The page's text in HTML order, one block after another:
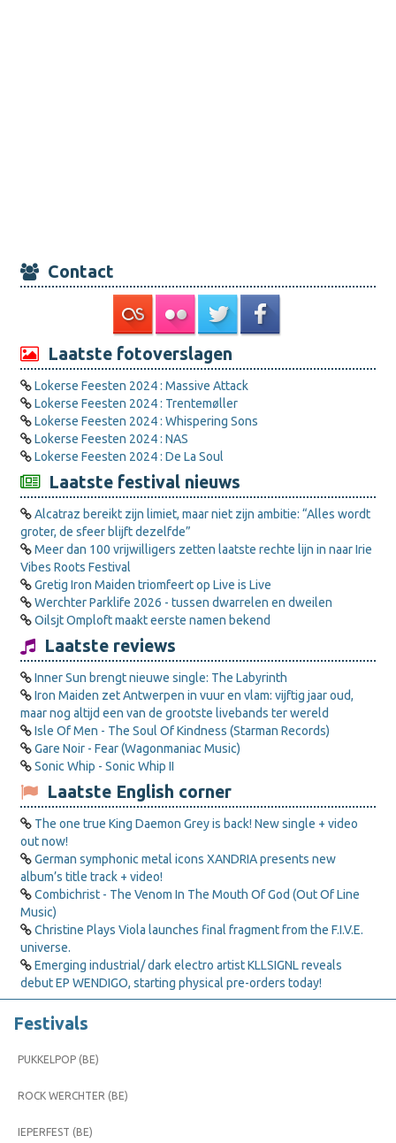
Contact
Laatste fotoverslagen
Lokerse Feesten 2024 : Massive Attack
Lokerse Feesten 2024 : Trentemøller
Lokerse Feesten 2024 : Whispering Sons
Lokerse Feesten 2024 : NAS
Lokerse Feesten 2024 : De La Soul
Laatste festival nieuws
Alcatraz bereikt zijn limiet, maar niet zijn ambitie: “Alles wordt
groter, de sfeer blijft dezelfde”
Meer dan 100 vrijwilligers zetten laatste rechte lijn in naar Irie
Vibes Roots Festival
Gretig Iron Maiden triomfeert op Live is Live
Werchter Parklife 2026 - tussen dwarrelen en dweilen
Oilsjt Omploft maakt eerste namen bekend
Laatste reviews
Inner Sun brengt nieuwe single: The Labyrinth
Iron Maiden zet Antwerpen in vuur en vlam: vijftig jaar oud,
maar nog altijd een van de grootste livebands ter wereld
Isle Of Men - The Soul Of Kindness (Starman Records)
Gare Noir - Fear (Wagonmaniac Music)
Sonic Whip - Sonic Whip II
Laatste English corner
The one true King Daemon Grey is back! New single + video
out now!
German symphonic metal icons XANDRIA presents new
album’s title track + video!
Combichrist - The Venom In The Mouth Of God (Out Of Line
Music)
Christine Plays Viola launches final fragment from the F.I.V.E.
universe.
Emerging industrial/ dark electro artist KLLSIGNL reveals
debut EP WENDIGO, starting physical pre-orders today!
Festivals
PUKKELPOP (BE)
ROCK WERCHTER (BE)
IEPERFEST (BE)